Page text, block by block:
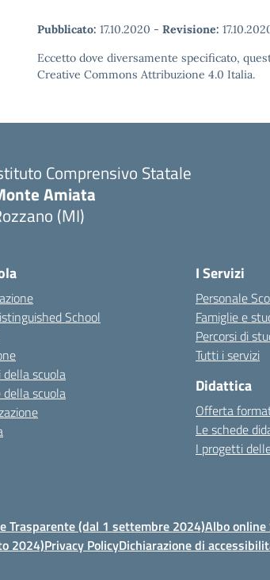
Pubblicato: 17.10.2020 - Revisione:
Eccetto dove diversamente specificato,
Creative Commons Attribuzione 4.0 Italia.
Comprensivo Statale
Amiata
(MI)
School
della scuola
della scuola
I Servizi
Personale
Famiglie e
Percorsi di
Tutti i servizi
Didattica
Offerta
Le schede
I progetti
Trasparente (dal 1 settembre 2024)Albo
2024)Privacy PolicyDichiarazione di